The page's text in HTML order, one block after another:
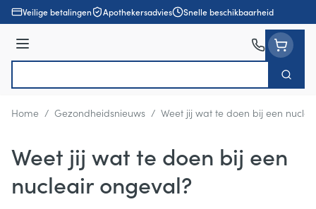
Ga naar de inhoud
Veilige betalingen Apothekersadvies Snelle beschikbaarheid
Menu
Zoek
Home / Gezondheidsnieuws / Weet jij wat te doen bij een
Weet jij wat te doen bij een
nucleair ongeval?